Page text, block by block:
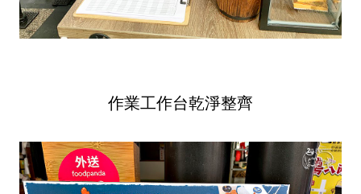
作業工作台乾淨整齊